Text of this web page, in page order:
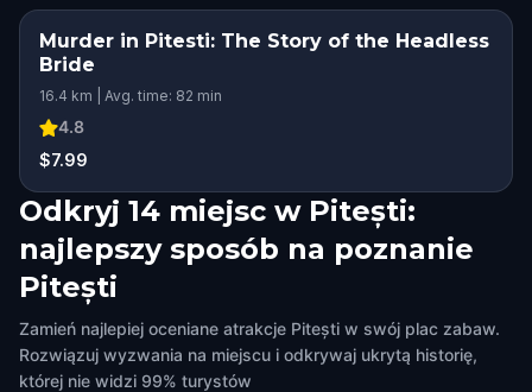
Murder in Pitesti: The Story of the Headless
Bride
16.4 km | Avg. time: 82 min
4.8
$7.99
Odkryj 14 miejsc w Pitești:
najlepszy sposób na poznanie
Pitești
Zamień najlepiej oceniane atrakcje Pitești w swój plac zabaw.
Rozwiązuj wyzwania na miejscu i odkrywaj ukrytą historię,
której nie widzi 99% turystów